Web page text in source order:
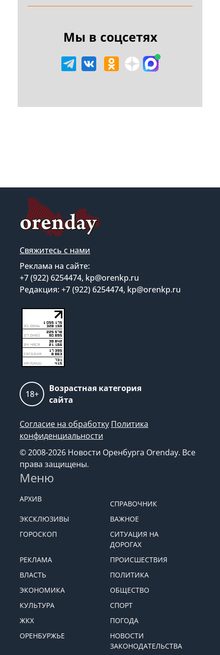
Мы в соцсетях
Свяжитесь с нами
Реклама на сайте:
+7 (922) 6254474, kp@orenkp.ru
Редакция: +7 (922) 6254474, kp@orenkp.ru
18+
Возрастная категория
сайта
Согласие на обработку Политика
конфиденциальности
© 2008-2026 Новости Оренбурга Orenday. Все
права защищены.
Меню
АРХИВ
СПРАВОЧНИК
ЭКСКЛЮЗИВЫ
ВАЖНОЕ
ГОРОСКОП
СИТУАЦИЯ НА
ДОРОГАХ
РЕКЛАМА
ПРОИСШЕСТВИЯ
ВЛАСТЬ
ПОЛИТИКА
ЭКОНОМИКА
ОБЩЕСТВО
КУЛЬТУРА
СПОРТ
ЖКХ
ПОГОДА
ОРЕНБУРЖЬЕ
НОВОСТИ
ЗАКОНОДАТЕЛЬСТВА